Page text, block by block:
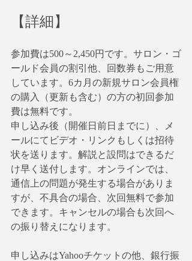
【詳細】
参加費は500～2,450円です。サロン・ゴ
ールド会員の割引他、回数券もご用意
しています。6カ月の新規サロン会員権
の購入（更新も含む）の方の初回参加
費は無料です。
申し込み後（開催日前日までに）、メ
ールにてビデオ・リンクもしくは招待
状を送ります。解説と設問はできるだ
け早く送付します。オンラインでは、
通信上の問題が発生する場合がありま
すが、不具合の場合、次回無料で参加
できます。キャンセルの場合も次回へ
の振り替えになります。
申し込みはYahooチケットの他、銀行振